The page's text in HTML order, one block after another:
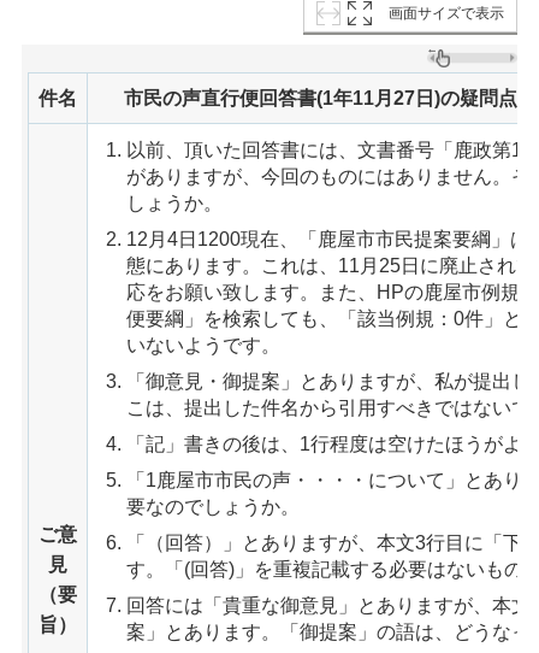
画面サイズで表示
件名 市民の声直行便回答書(1年11月27日)の疑問点
ご意
見
（要
旨）
以前、頂いた回答書には、文書番号「鹿政第
がありますが、今回のものにはありません。
しょうか。
12月4日1200現在、「鹿屋市市民提案要綱」は
態にあります。これは、11月25日に廃止され
応をお願い致します。また、HPの鹿屋市例規
便要綱」を検索しても、「該当例規：0件」と
いないようです。
「御意見・御提案」とありますが、私が提出
こは、提出した件名から引用すべきではないで
「記」書きの後は、1行程度は空けたほうがよ
「1鹿屋市市民の声・・・・について」とあり
要なのでしょうか。
「（回答）」とありますが、本文3行目に「下
す。「(回答)」を重複記載する必要はないもの
回答には「貴重な御意見」とありますが、本
案」とあります。「御提案」の語は、どうなっ